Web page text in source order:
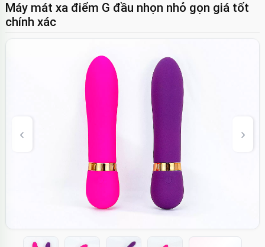
Máy mát xa điểm G đầu nhọn nhỏ gọn giá tốt
chính xác